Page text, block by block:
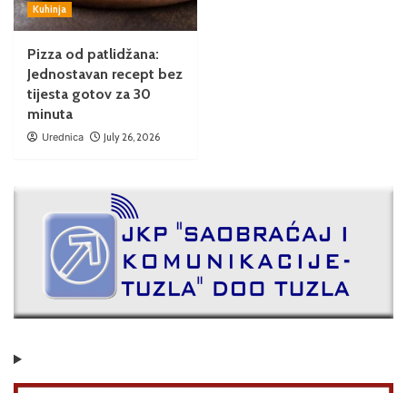
Kuhinja
Pizza od patlidžana:
Jednostavan recept bez
tijesta gotov za 30
minuta
Urednica July 26, 2026